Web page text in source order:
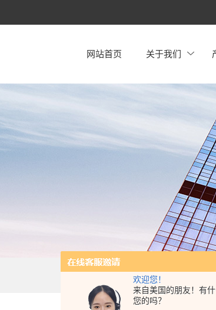
欢迎您！
来自美国的朋友！有
您的吗？
网站首页 关于我们